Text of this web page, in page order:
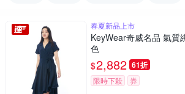
春夏新品上市
KeyWear奇威名品 氣質
色
$2,882 61折
限時下殺 券